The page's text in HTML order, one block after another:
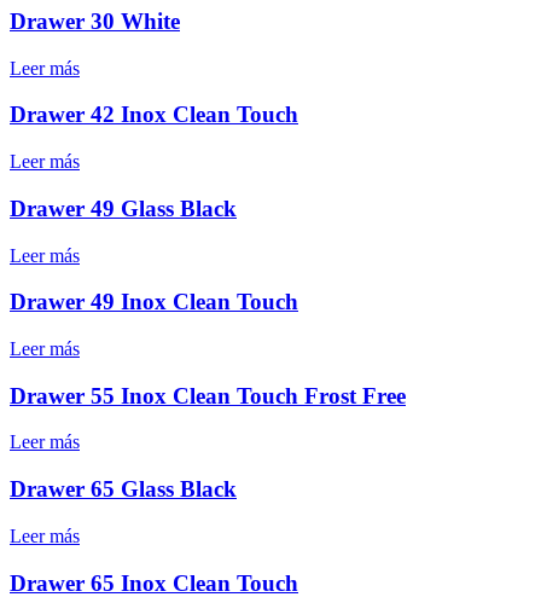
Drawer 30 White
Leer más
Drawer 42 Inox Clean Touch
Leer más
Drawer 49 Glass Black
Leer más
Drawer 49 Inox Clean Touch
Leer más
Drawer 55 Inox Clean Touch Frost Free
Leer más
Drawer 65 Glass Black
Leer más
Drawer 65 Inox Clean Touch